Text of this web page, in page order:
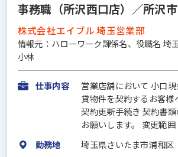
事務職（所沢西口店）／所沢市
株式会社エイブル 埼玉営業部
情報元：ハローワーク課係名、役職名 埼
小林
仕事内容
営業店舗において 小口
貸物件を契約するお客様
契約更新手続き 契約書
お願いします。 変更範
勤務地
埼玉県さいたま市浦和区